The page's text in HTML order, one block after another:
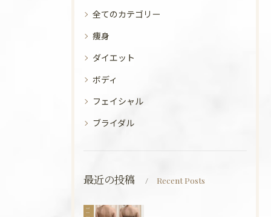
全てのカテゴリー
痩身
ダイエット
ボディ
フェイシャル
ブライダル
最近の投稿 Recent Posts